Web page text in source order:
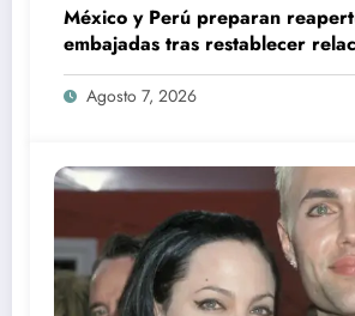
México y Perú preparan
embajadas tras restablecer
Agosto 7, 2026